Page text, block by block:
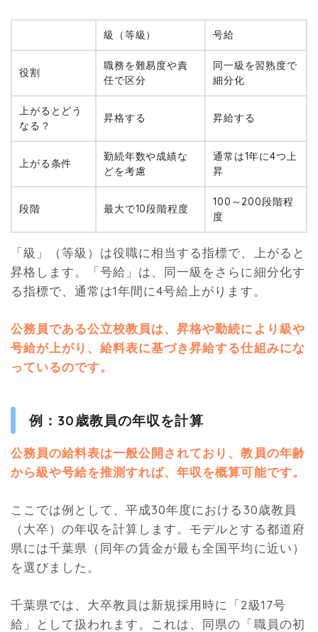
級（等級） 号給
役割
職務を難易度や責
任で区分
同一級を習熟度で
細分化
上がるとどう
なる？
昇格する 昇給する
上がる条件
勤続年数や成績な
どを考慮
通常は1年に4つ上
昇
段階 最大で10段階程度
100～200段階程
度
「級」（等級）は役職に相当する指標で、上がると
昇格します。「号給」は、同一級をさらに細分化す
る指標で、通常は1年間に4号給上がります。
公務員である公立校教員は、昇格や勤続により級や
号給が上がり、給料表に基づき昇給する仕組みにな
っているのです。
例：30歳教員の年収を計算
公務員の給料表は一般公開されており、教員の年齢
から級や号給を推測すれば、年収を概算可能です。
ここでは例として、平成30年度における30歳教員
（大卒）の年収を計算します。モデルとする都道府
県には千葉県（同年の賃金が最も全国平均に近い）
を選びました。
千葉県では、大卒教員は新規採用時に「2級17号
給」として扱われます。これは、同県の「職員の初